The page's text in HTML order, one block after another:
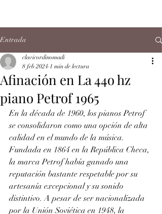
Entrada
Afinación en La 44o hz
piano Petrof 1965
clavicordinomadi
8 feb 2024 1 min de lectura
En la década de 1960, los pianos Petrof
se consolidaron como una opción de alta
calidad en el mundo de la música.
Fundada en 1864 en la República Checa,
la marca Petrof había ganado una
reputación bastante respetable por su
artesanía excepcional y su sonido
distintivo. A pesar de ser nacionalizada
por la Unión Soviética en 1948, la